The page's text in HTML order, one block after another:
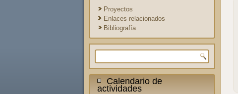
Proyectos
Enlaces relacionados
Bibliografía
Formulario de búsqueda
Calendario de
actividades